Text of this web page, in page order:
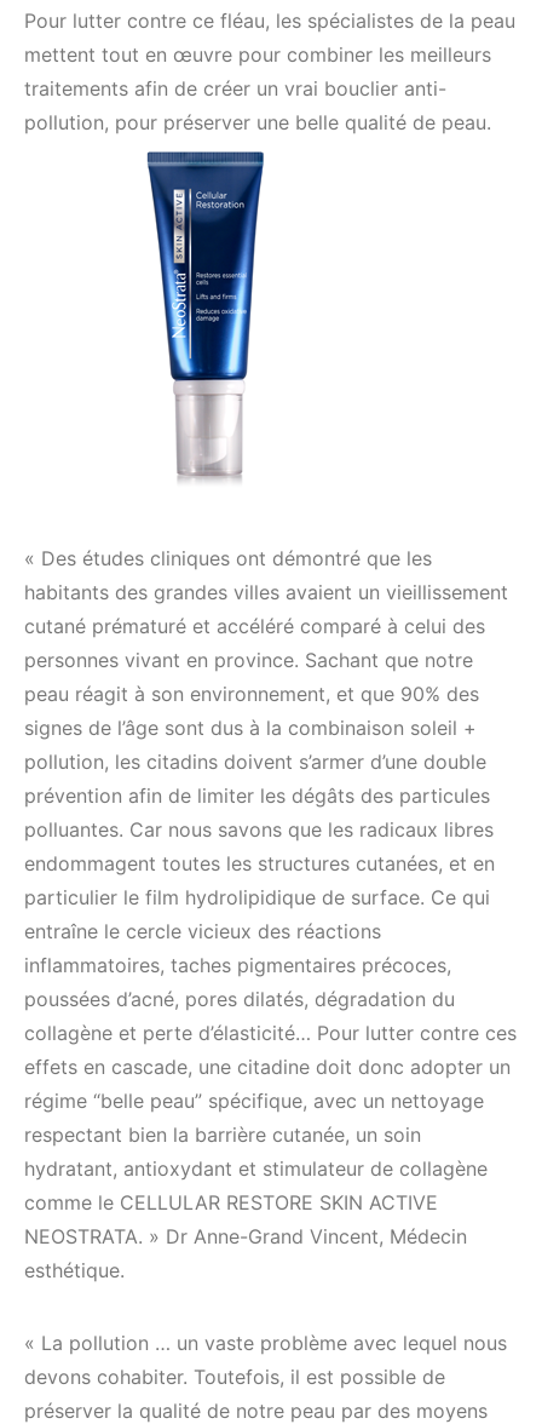
Pour lutter contre ce fléau, les spécialistes de la peau
mettent tout en œuvre pour combiner les meilleurs
traitements afin de créer un vrai bouclier anti-
pollution, pour préserver une belle qualité de peau.
« Des études cliniques ont démontré que les
habitants des grandes villes avaient un vieillissement
cutané prématuré et accéléré comparé à celui des
personnes vivant en province. Sachant que notre
peau réagit à son environnement, et que 90% des
signes de l’âge sont dus à la combinaison soleil +
pollution, les citadins doivent s’armer d’une double
prévention afin de limiter les dégâts des particules
polluantes. Car nous savons que les radicaux libres
endommagent toutes les structures cutanées, et en
particulier le film hydrolipidique de surface. Ce qui
entraîne le cercle vicieux des réactions
inflammatoires, taches pigmentaires précoces,
poussées d’acné, pores dilatés, dégradation du
collagène et perte d’élasticité… Pour lutter contre ces
effets en cascade, une citadine doit donc adopter un
régime “belle peau” spécifique, avec un nettoyage
respectant bien la barrière cutanée, un soin
hydratant, antioxydant et stimulateur de collagène
comme le CELLULAR RESTORE SKIN ACTIVE
NEOSTRATA. » Dr Anne-Grand Vincent, Médecin
esthétique.
« La pollution … un vaste problème avec lequel nous
devons cohabiter. Toutefois, il est possible de
préserver la qualité de notre peau par des moyens